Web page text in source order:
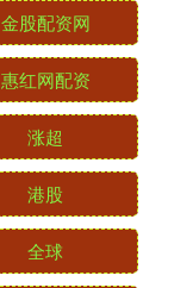
金股配资网
惠红网配资
涨超
港股
全球